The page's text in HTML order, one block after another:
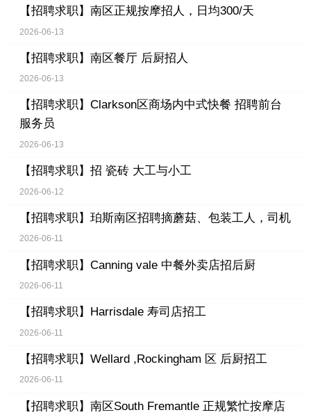
【招聘求职】 南区正规按摩招人，日均300/天
2026-06-13
【招聘求职】 南区餐厅 后厨招人
2026-06-13
【招聘求职】 Clarkson区商场内中式快餐 招聘前台
服务员
2026-06-13
【招聘求职】 招 瓷砖 大工与小工
2026-06-12
【招聘求职】 珀斯南区招聘摘蘑菇、包装工人，司机
2026-06-11
【招聘求职】 Canning vale 中餐外卖店招后厨
2026-06-11
【招聘求职】 Harrisdale 寿司店招工
2026-06-11
【招聘求职】 Wellard ,Rockingham 区 后厨招工
2026-06-11
【招聘求职】 南区South Fremantle 正规繁忙按摩店